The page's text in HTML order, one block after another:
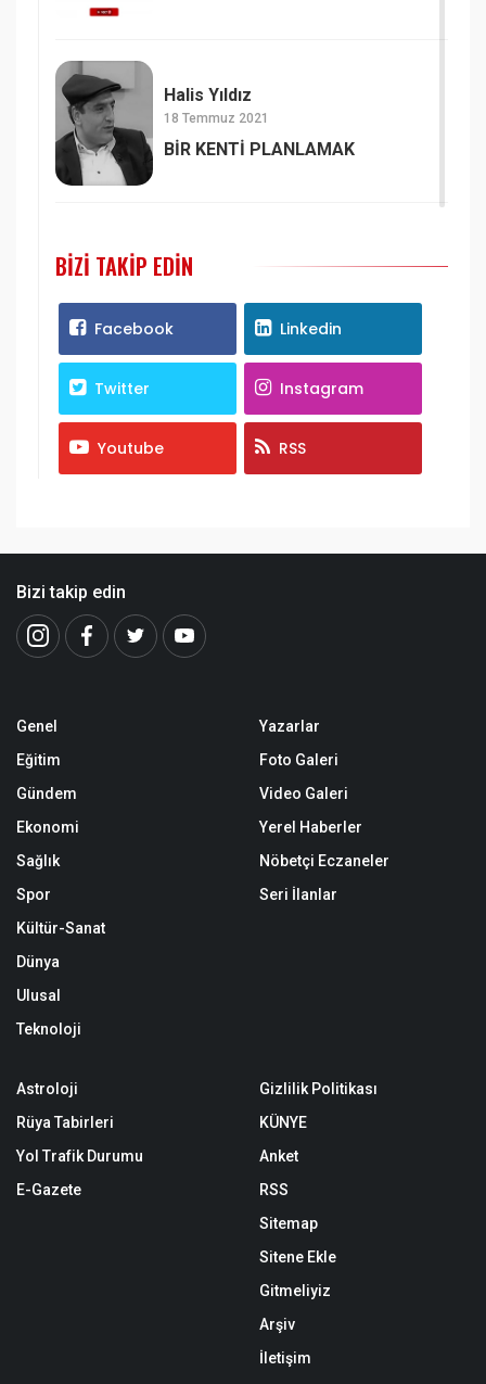
Halis Yıldız
18 Temmuz 2021
BİR KENTİ PLANLAMAK
BIZI TAKIP EDIN
Facebook Linkedin
Twitter Instagram
Youtube RSS
Bizi takip edin
Genel
Eğitim
Gündem
Ekonomi
Sağlık
Spor
Kültür-Sanat
Dünya
Ulusal
Teknoloji
Yazarlar
Foto Galeri
Video Galeri
Yerel Haberler
Nöbetçi Eczaneler
Seri İlanlar
Astroloji
Rüya Tabirleri
Yol Trafik Durumu
E-Gazete
Gizlilik Politikası
KÜNYE
Anket
RSS
Sitemap
Sitene Ekle
Gitmeliyiz
Arşiv
İletişim